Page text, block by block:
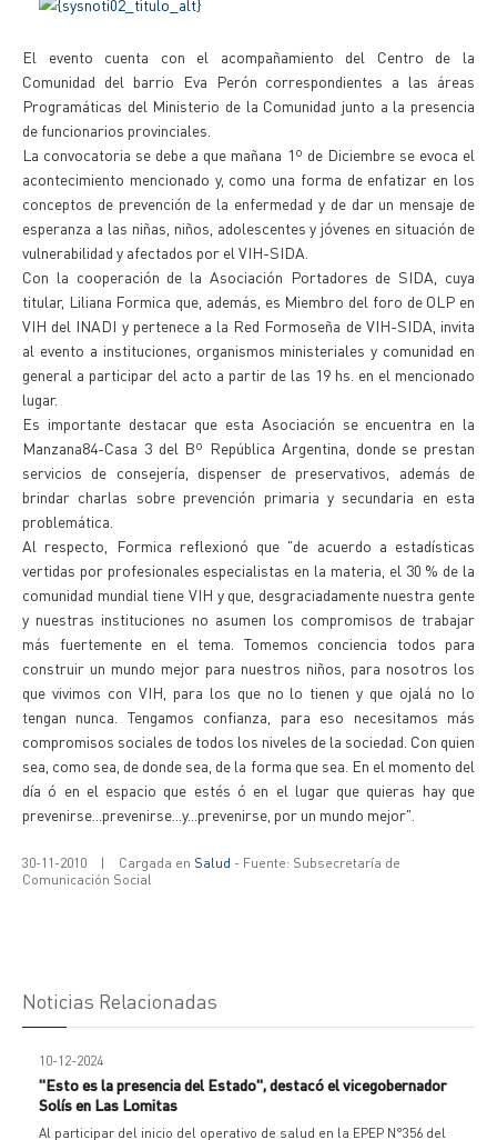
El evento cuenta con el acompañamiento del Centro de la
Comunidad del barrio Eva Perón correspondientes a las áreas
Programáticas del Ministerio de la Comunidad junto a la presencia
de funcionarios provinciales.
La convocatoria se debe a que mañana 1º de Diciembre se evoca el
acontecimiento mencionado y, como una forma de enfatizar en los
conceptos de prevención de la enfermedad y de dar un mensaje de
esperanza a las niñas, niños, adolescentes y jóvenes en situación de
vulnerabilidad y afectados por el VIH-SIDA.
Con la cooperación de la Asociación Portadores de SIDA, cuya
titular, Liliana Formica que, además, es Miembro del foro de OLP en
VIH del INADI y pertenece a la Red Formoseña de VIH-SIDA, invita
al evento a instituciones, organismos ministeriales y comunidad en
general a participar del acto a partir de las 19 hs. en el mencionado
lugar.
Es importante destacar que esta Asociación se encuentra en la
Manzana84-Casa 3 del Bº República Argentina, donde se prestan
servicios de consejería, dispenser de preservativos, además de
brindar charlas sobre prevención primaria y secundaria en esta
problemática.
Al respecto, Formica reflexionó que "de acuerdo a estadísticas
vertidas por profesionales especialistas en la materia, el 30 % de la
comunidad mundial tiene VIH y que, desgraciadamente nuestra gente
y nuestras instituciones no asumen los compromisos de trabajar
más fuertemente en el tema. Tomemos conciencia todos para
construir un mundo mejor para nuestros niños, para nosotros los
que vivimos con VIH, para los que no lo tienen y que ojalá no lo
tengan nunca. Tengamos confianza, para eso necesitamos más
compromisos sociales de todos los niveles de la sociedad. Con quien
sea, como sea, de donde sea, de la forma que sea. En el momento del
día ó en el espacio que estés ó en el lugar que quieras hay que
prevenirse...prevenirse...y...prevenirse, por un mundo mejor".
30-11-2010 | Cargada en Salud - Fuente: Subsecretaría de
Comunicación Social
Noticias Relacionadas
10-12-2024
"Esto es la presencia del Estado", destacó el vicegobernador
Solís en Las Lomitas
Al participar del inicio del operativo de salud en la EPEP N°356 del